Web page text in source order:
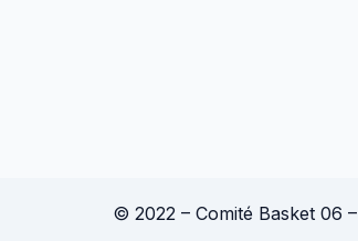
© 2022 – Comité Basket 06